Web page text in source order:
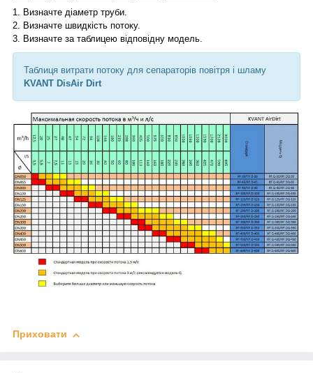
1. Визначте діаметр труби.
2. Визначте швидкість потоку.
3. Визначте за таблицею відповідну модель.
Таблиця витрати потоку для сепараторів повітря і шламу
KVANT DisAir Dirt
Приховати